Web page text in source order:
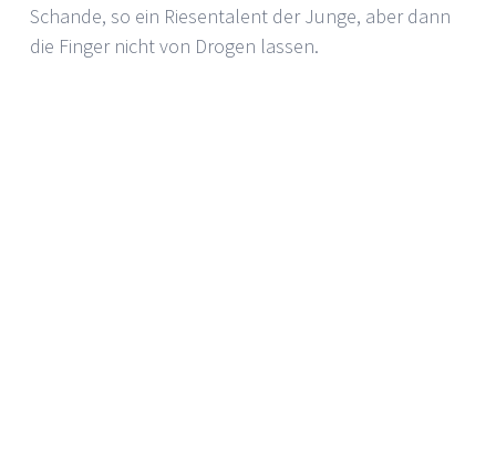
Schande, so ein Riesentalent der Junge, aber dann
die Finger nicht von Drogen lassen.